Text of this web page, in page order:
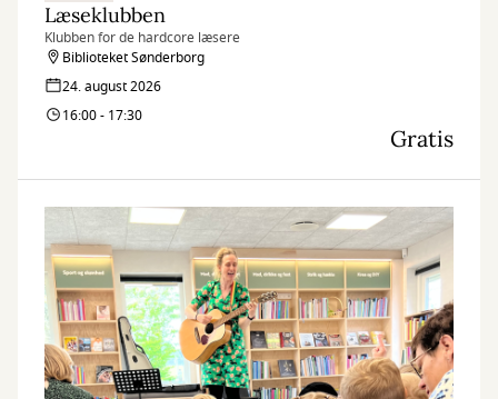
Læseklubben
Klubben for de hardcore læsere
Biblioteket Sønderborg
24. august 2026
16:00 - 17:30
Gratis